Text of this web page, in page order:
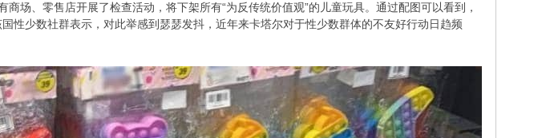
场、零售店开展了检查活动，将下架所有“为反传统价值观”的儿童玩具。通过配图可以看到，
性少数社群表示，对此举感到瑟瑟发抖，近年来卡塔尔对于性少数群体的不友好行动日趋频